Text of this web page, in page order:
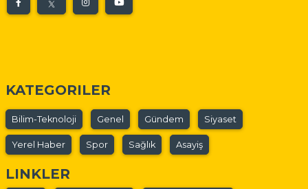
KATEGORILER
Bilim-Teknoloji Genel Gündem Siyaset
Yerel Haber Spor Sağlık Asayiş
LINKLER